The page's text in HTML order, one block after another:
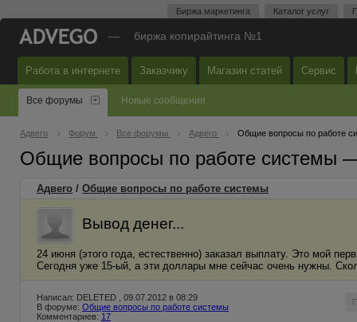
Биржа маркетинга Каталог услуг
— биржа копирайтинга №1
Работа в интернете Заказчику Магазин статей Сервис
Все форумы Новые сообщения
Адвего Форум Все форумы Адвего Общие вопросы по работе
Общие вопросы по работе системы
Адвего / Общие вопросы по работе системы
Вывод денег...
24 июня (этого года, естественно) заказал выплату. Это мой
Сегодня уже 15-ый, а эти доллары мне сейчас очень нужны.
Написал: DELETED , 09.07.2012 в 08:29
В форуме: Общие вопросы по работе системы
Комментариев: 17